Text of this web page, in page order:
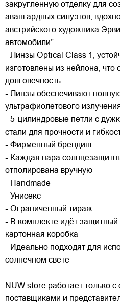
закругленную отделку для
авангардных силуэтов,
австрийского художника
автомобили"
- Линзы Optical Class 1,
изготовлены из нейлона, что
долговечность
- Линзы обеспечивают
ультрафиолетового
- 5-цилиндровые петли с
стали для прочности и
- Фирменный брендинг
- Каждая пара
отполирована вручную
- Handmade
- Унисекс
- Ограниченный тираж
- В комплекте идёт
картонная коробка
- Идеально подходят для
солнечном свете
NUW store работает только
поставщиками и